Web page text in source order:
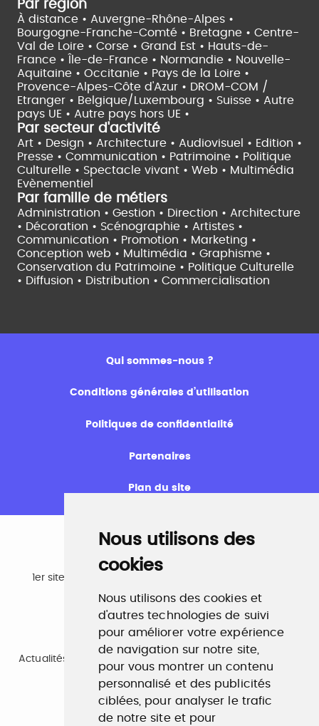
Nous utilisons des
cookies
Nous utilisons des cookies et
d'autres technologies de suivi
pour améliorer votre expérience
de navigation sur notre site,
pour vous montrer un contenu
personnalisé et des publicités
ciblées, pour analyser le trafic
de notre site et pour
Par région
À distance • Auvergne-Rhône-Alpes •
Bourgogne-Franche-Comté • Bretagne • Centre-
Val de Loire • Corse • Grand Est • Hauts-de-
France •
Île-de-France • Normandie • Nouvelle-
Aquitaine • Occitanie • Pays de la Loire •
Provence-Alpes-Côte d'Azur • DROM-COM /
Etranger • Belgique/Luxembourg • Suisse • Autre
pays UE • Autre pays hors UE •
Par secteur d'activité
Art • Design • Architecture • Audiovisuel • Edition •
Presse • Communication • Patrimoine • Politique
Culturelle • Spectacle vivant • Web • Multimédia
Evènementiel
Par famille de métiers
Administration • Gestion • Direction • Architecture
• Décoration • Scénographie • Artistes •
Communication • Promotion • Marketing •
Conception web • Multimédia • Graphisme •
Conservation du Patrimoine • Politique Culturelle
• Diffusion • Distribution • Commercialisation
Qui sommes-nous ?
Conditions générales d’utilisation
Politiques de confidentialité
Partenaires
Plan du site
Emploi
1er site emploi du secteur culturel 784.000 visites et
www.profilculture.com
Formation
Actualités, guide et annuaire des formations aux métiers
de la culture.
www.profilculture-formation.com